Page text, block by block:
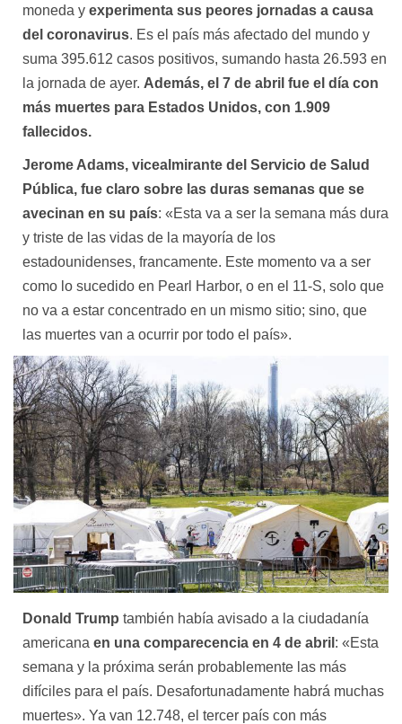
moneda y experimenta sus peores jornadas a causa
del coronavirus. Es el país más afectado del mundo y
suma 395.612 casos positivos, sumando hasta 26.593 en
la jornada de ayer. Además, el 7 de abril fue el día con
más muertes para Estados Unidos, con 1.909
fallecidos.
Jerome Adams, vicealmirante del Servicio de Salud
Pública, fue claro sobre las duras semanas que se
avecinan en su país: «Esta va a ser la semana más dura
y triste de las vidas de la mayoría de los
estadounidenses, francamente. Este momento va a ser
como lo sucedido en Pearl Harbor, o en el 11-S, solo que
no va a estar concentrado en un mismo sitio; sino, que
las muertes van a ocurrir por todo el país».
Donald Trump también había avisado a la ciudadanía
americana en una comparecencia en 4 de abril : «Esta
semana y la próxima serán probablemente las más
difíciles para el país. Desafortunadamente habrá muchas
muertes». Ya van 12.748, el tercer país con más